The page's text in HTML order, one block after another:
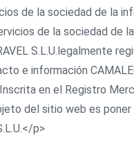
de la sociedad de la
de la sociedad de
S.L.U.legalmente
e información
en el Registro
del sitio web es poner
p>